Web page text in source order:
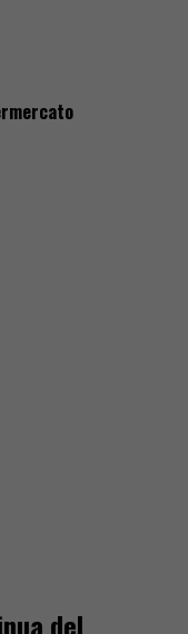
del